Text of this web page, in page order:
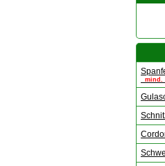
mind.